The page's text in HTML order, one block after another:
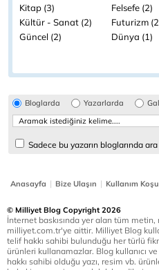
Kitap (3)
Felsefe (2)
Kültür - Sanat (2)
Futurizm
Güncel (2)
Dünya (1)
Bloglarda Yazarlarda
Sadece bu yazarın bloglarında ara
Anasayfa | Bize Ulaşın | Kullanım
© Milliyet Blog Copyright 2026
İnternet baskısında yer alan tüm metin,
milliyet.com.tr'ye aittir. Milliyet Blog
telif hakkı sahibi bulunduğu her türlü
ürünleri kullanamazlar. Blog kullanıcı
hakkı sahibi olduğu yazı, resim vb.